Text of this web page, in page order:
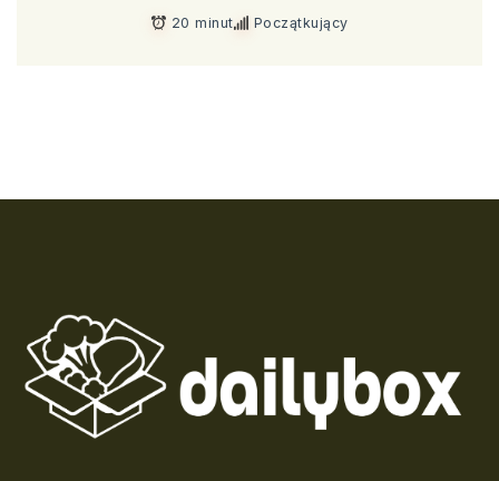
20 minut Początkujący